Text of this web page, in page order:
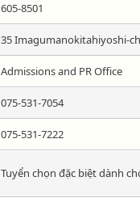
605-8501
35 Imagumanokitahiyoshi-
Admissions and PR Office
075-531-7054
075-531-7222
Tuyển chọn đặc biệt dành